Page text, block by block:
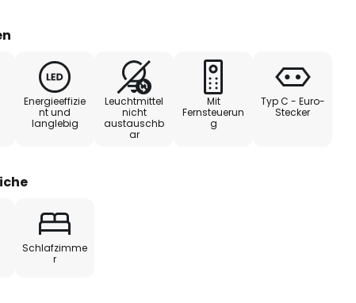
1A Driver
Verteilerbox (1x Eingang & 4x Ausgang)
Energieeffizie
nt und
langlebig
Leuchtmittel
nicht
austauschb
ar
Mit
Fernsteuerun
g
Typ C - Euro-
Stecker
Schlafzimme
r